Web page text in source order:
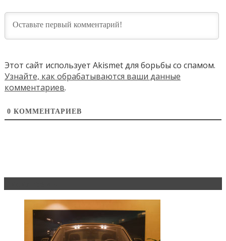
Этот сайт использует Akismet для борьбы со спамом.
Узнайте, как обрабатываются ваши данные
комментариев.
0 КОММЕНТАРИЕВ